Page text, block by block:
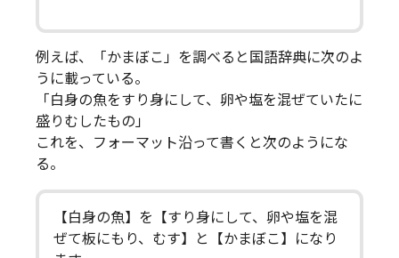
例えば、「かまぼこ」を調べると国語辞典に次のよ
うに載っている。
「白身の魚をすり身にして、卵や塩を混ぜていたに
盛りむしたもの」
これを、フォーマット沿って書くと次のようにな
る。
【白身の魚】を【すり身にして、卵や塩を混
ぜて板にもり、むす】と【かまぼこ】になり